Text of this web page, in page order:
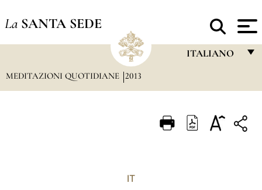
La SANTA SEDE
ITALIANO
ITALIANO
MEDITAZIONI QUOTIDIANE 2013
IT